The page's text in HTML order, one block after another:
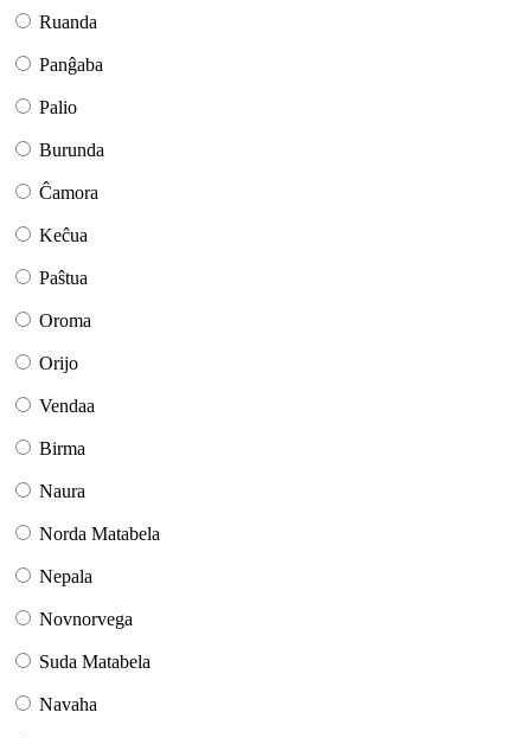
Ruanda
Panĝaba
Palio
Burunda
Ĉamora
Keĉua
Paŝtua
Oroma
Orijo
Vendaa
Birma
Naura
Norda Matabela
Nepala
Novnorvega
Suda Matabela
Navaha